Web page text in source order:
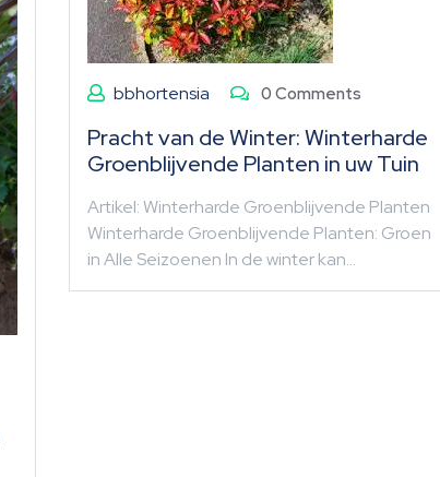
bbhortensia 0 Comments
Pracht van de Winter: Winterharde
Groenblijvende Planten in uw Tuin
Artikel: Winterharde Groenblijvende Planten
Winterharde Groenblijvende Planten: Groen
in Alle Seizoenen In de winter kan…